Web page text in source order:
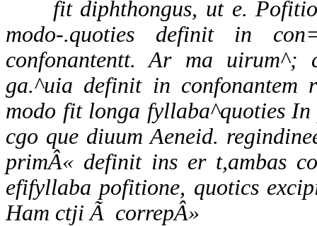
fit diphthongus, ut e.
modo-.quoties definit in
confonantentt. Ar ma
ga.^uia definit in confonantem
modo fit longa fyllaba^quoties
cgo que diuum Aeneid.
primÂ« definit ins er t,ambas
efifyllaba pofitione, quotics
Ham ctji Ã correpÂ»